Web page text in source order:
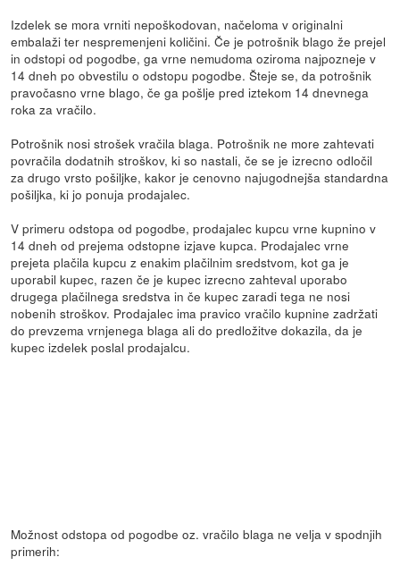
Izdelek se mora vrniti nepoškodovan, načeloma v originalni
embalaži ter nespremenjeni količini. Če je potrošnik blago že prejel
in odstopi od pogodbe, ga vrne nemudoma oziroma najpozneje v
14 dneh po obvestilu o odstopu pogodbe. Šteje se, da potrošnik
pravočasno vrne blago, če ga pošlje pred iztekom 14 dnevnega
roka za vračilo.
Potrošnik nosi strošek vračila blaga. Potrošnik ne more zahtevati
povračila dodatnih stroškov, ki so nastali, če se je izrecno odločil
za drugo vrsto pošiljke, kakor je cenovno najugodnejša standardna
pošiljka, ki jo ponuja prodajalec.
V primeru odstopa od pogodbe, prodajalec kupcu vrne kupnino v
14 dneh od prejema odstopne izjave kupca. Prodajalec vrne
prejeta plačila kupcu z enakim plačilnim sredstvom, kot ga je
uporabil kupec, razen če je kupec izrecno zahteval uporabo
drugega plačilnega sredstva in če kupec zaradi tega ne nosi
nobenih stroškov. Prodajalec ima pravico vračilo kupnine zadržati
do prevzema vrnjenega blaga ali do predložitve dokazila, da je
kupec izdelek poslal prodajalcu.
Možnost odstopa od pogodbe oz. vračilo blaga ne velja v spodnjih
primerih: